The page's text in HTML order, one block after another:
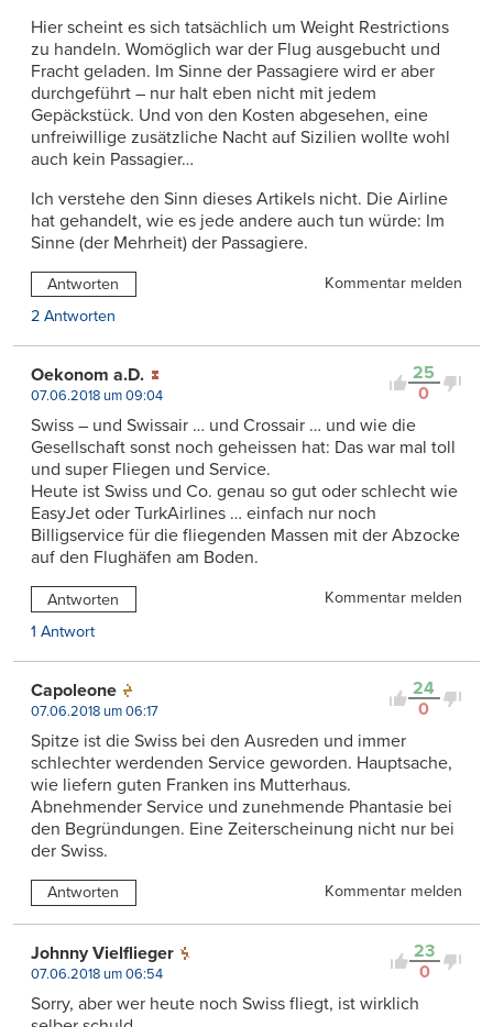
Hier scheint es sich tatsächlich um Weight Restrictions
zu handeln. Womöglich war der Flug ausgebucht und
Fracht geladen. Im Sinne der Passagiere wird er aber
durchgeführt – nur halt eben nicht mit jedem
Gepäckstück. Und von den Kosten abgesehen, eine
unfreiwillige zusätzliche Nacht auf Sizilien wollte wohl
auch kein Passagier…
Ich verstehe den Sinn dieses Artikels nicht. Die Airline
hat gehandelt, wie es jede andere auch tun würde: Im
Sinne (der Mehrheit) der Passagiere.
Antworten
Kommentar melden
2 Antworten
25
0
Oekonom a.D.
07.06.2018 um 09:04
Swiss – und Swissair … und Crossair … und wie die
Gesellschaft sonst noch geheissen hat: Das war mal toll
und super Fliegen und Service.
Heute ist Swiss und Co. genau so gut oder schlecht wie
EasyJet oder TurkAirlines … einfach nur noch
Billigservice für die fliegenden Massen mit der Abzocke
auf den Flughäfen am Boden.
Antworten
Kommentar melden
1 Antwort
24
0
Capoleone
07.06.2018 um 06:17
Spitze ist die Swiss bei den Ausreden und immer
schlechter werdenden Service geworden. Hauptsache,
wie liefern guten Franken ins Mutterhaus.
Abnehmender Service und zunehmende Phantasie bei
den Begründungen. Eine Zeiterscheinung nicht nur bei
der Swiss.
Antworten Kommentar melden
23
0
Johnny Vielflieger
07.06.2018 um 06:54
Sorry, aber wer heute noch Swiss fliegt, ist wirklich